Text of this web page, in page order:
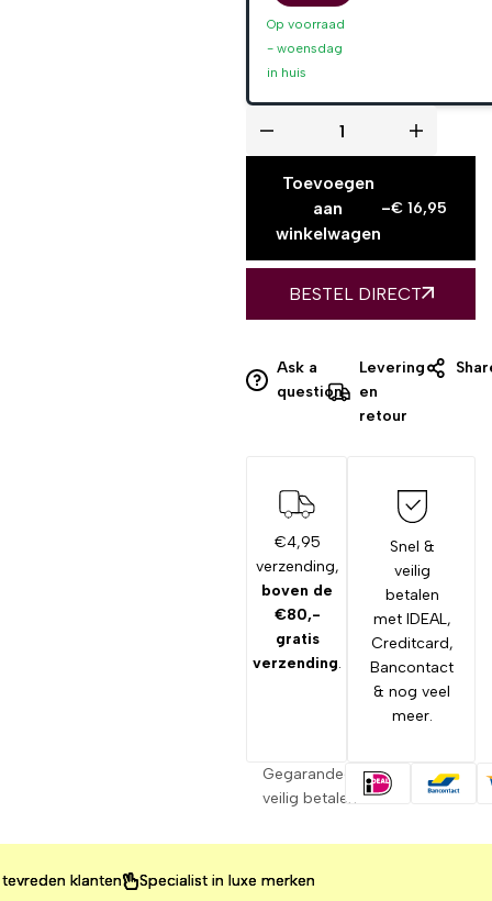
Op voorraad
- woensdag
in huis
Toevoegen
aan
winkelwagen
-€ 16,95
BESTEL DIRECT
Ask a
question
Levering
en
retour
€4,95
verzending,
boven de
€80,-
gratis
verzending.
Snel &
veilig
betalen
met IDEAL,
Creditcard,
Bancontact
& nog veel
meer.
Gegarandeerd
veilig betalen
klanten Specialist in luxe merken
klanten Specialist in luxe merken
klanten Specialist in luxe merken